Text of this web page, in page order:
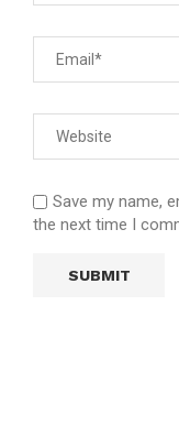
Save my name,
the next time I